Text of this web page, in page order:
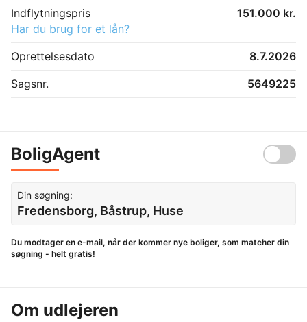
Indflytningspris
151.000 kr.
Har du brug for et lån?
Oprettelsesdato
8.7.2026
Sagsnr.
5649225
BoligAgent
Din søgning:
Fredensborg, Båstrup, Huse
Du modtager en e-mail, når der kommer nye boliger, som matcher din
søgning - helt gratis!
Om udlejeren